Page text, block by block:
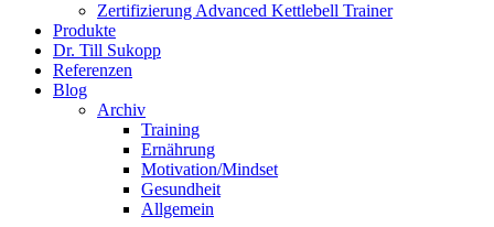
Zertifizierung Advanced Kettlebell Trainer
Produkte
Dr. Till Sukopp
Referenzen
Blog
Archiv
Training
Ernährung
Motivation/Mindset
Gesundheit
Allgemein